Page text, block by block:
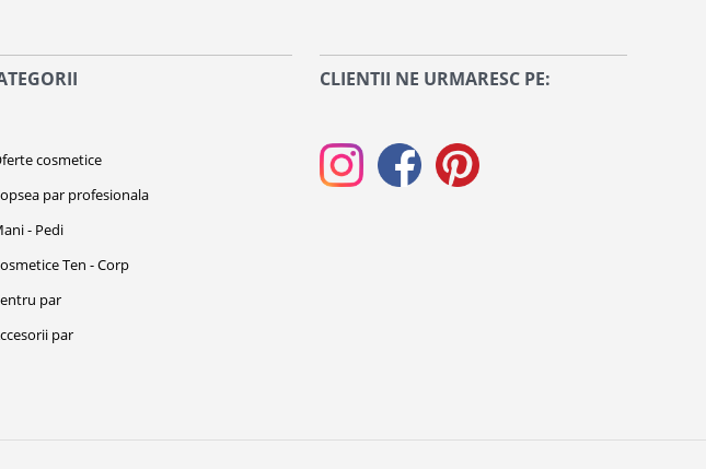
cosmetice
par profesionala
- Pedi
Ten - Corp
par
par
CLIENTII NE URMARESC PE: